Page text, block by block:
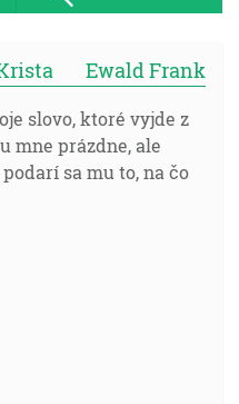
Ewald Frank
slovo, ktoré vyjde z
mne prázdne, ale
sa mu to, na čo